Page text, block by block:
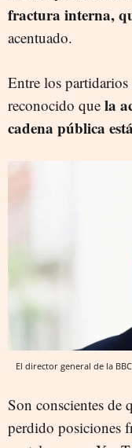
fractura interna,
acentuado.
Entre los
reconocido que la
cadena pública
El director general de la
Son conscientes de
perdido posiciones